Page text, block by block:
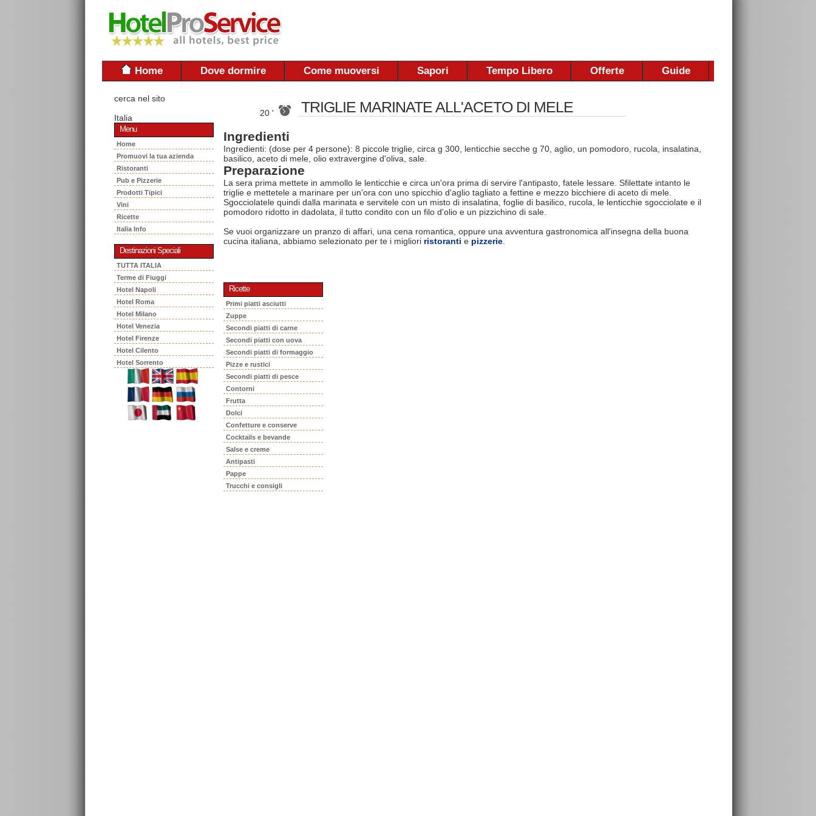
Home Dove dormire Come muoversi Sapori Tempo Libero Offerte Guide
cerca nel sito
Italia
Menu
Home
Promuovi la tua azienda
Ristoranti
Pub e Pizzerie
Prodotti Tipici
Vini
Ricette
Italia Info
Destinazioni Speciali
TUTTA ITALIA
Terme di Fiuggi
Hotel Napoli
Hotel Roma
Hotel Milano
Hotel Venezia
Hotel Firenze
Hotel Cilento
Hotel Sorrento
20 ' TRIGLIE MARINATE ALL'ACETO DI MELE
Ingredienti
Ingredienti: (dose per 4 persone): 8 piccole triglie, circa g 300, lenticchie secche g 70, aglio, un pomodoro, rucola, insalatina,
basilico, aceto di mele, olio extravergine d'oliva, sale.
Preparazione
La sera prima mettete in ammollo le lenticchie e circa un'ora prima di servire l'antipasto, fatele lessare. Sfilettate intanto le
triglie e mettetele a marinare per un'ora con uno spicchio d'aglio tagliato a fettine e mezzo bicchiere di aceto di mele.
Sgocciolatele quindi dalla marinata e servitele con un misto di insalatina, foglie di basilico, rucola, le lenticchie sgocciolate e il
pomodoro ridotto in dadolata, il tutto condito con un filo d'olio e un pizzichino di sale.
Se vuoi organizzare un pranzo di affari, una cena romantica, oppure una avventura gastronomica all'insegna della buona
cucina italiana, abbiamo selezionato per te i migliori ristoranti e pizzerie
Ricette
Primi piatti asciutti
Zuppe
Secondi piatti di carne
Secondi piatti con uova
Secondi piatti di formaggio
Pizze e rustici
Secondi piatti di pesce
Contorni
Frutta
Dolci
Confetture e conserve
Cocktails e bevande
Salse e creme
Antipasti
Pappe
Trucchi e consigli